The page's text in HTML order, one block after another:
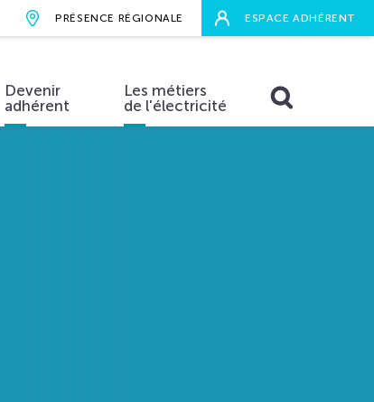
PRÉSENCE RÉGIONALE ESPACE ADHÉRENT
Devenir
adhérent
Les métiers
de l'électricité